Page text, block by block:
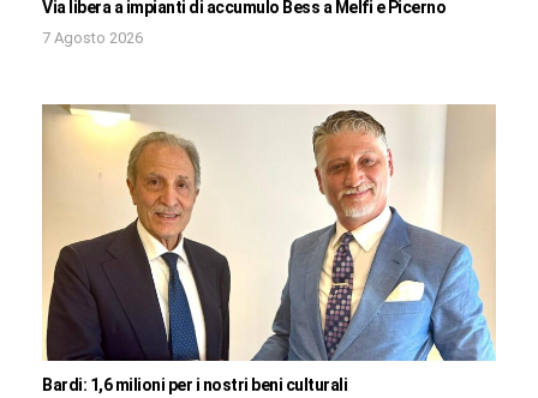
Via libera a impianti di accumulo Bess a Melfi e Picerno
7 Agosto 2026
Bardi: 1,6 milioni per i nostri beni culturali